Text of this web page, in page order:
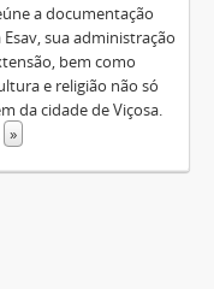
a documentação
sua administração
bem como
e religião não só
da cidade de Viçosa.
»